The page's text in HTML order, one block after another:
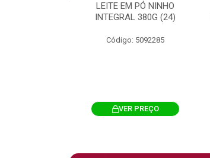
LEITE EM PÓ NINHO
INTEGRAL 380G (24)
Código: 5092285
VER PREÇO